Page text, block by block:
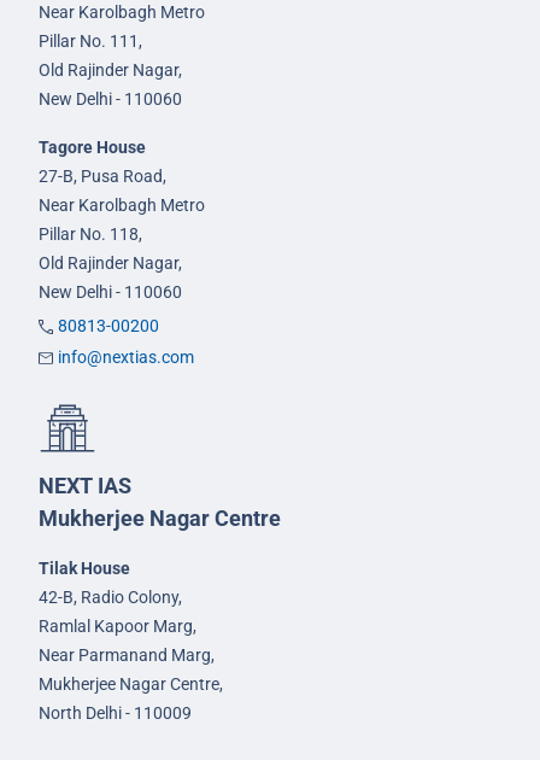
Near Karolbagh Metro
Pillar No. 111,
Old Rajinder Nagar,
New Delhi - 110060
Tagore House
27-B, Pusa Road,
Near Karolbagh Metro
Pillar No. 118,
Old Rajinder Nagar,
New Delhi - 110060
80813-00200
info@nextias.com
NEXT IAS
Mukherjee Nagar Centre
Tilak House
42-B, Radio Colony,
Ramlal Kapoor Marg,
Near Parmanand Marg,
Mukherjee Nagar Centre,
North Delhi - 110009